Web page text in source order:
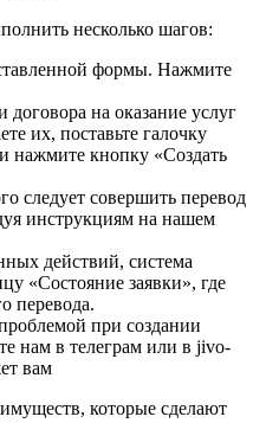
несколько шагов:
формы. Нажмите
договора на оказание услуг
их, поставьте галочку
нажмите кнопку «Создать
следует совершить перевод
инструкциям на нашем
действий, система
«Состояние заявки», где
перевода.
при создании
нам в телеграм или в jivo-
вам
которые сделают